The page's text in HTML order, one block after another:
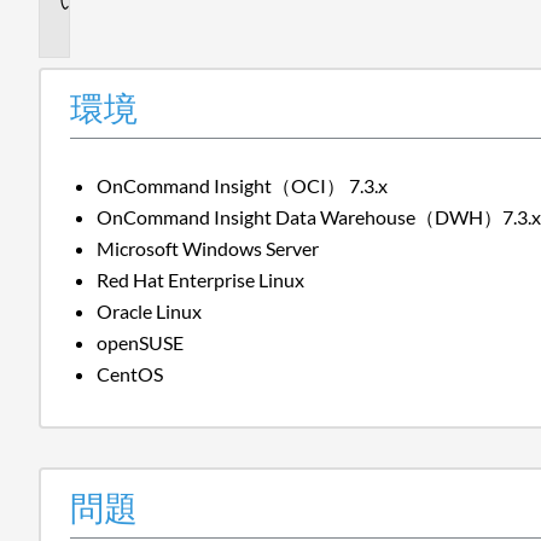
環境
OnCommand Insight（OCI） 7.3.x
OnCommand Insight Data Warehouse（DWH）7.3.x
Microsoft Windows Server
Red Hat Enterprise Linux
Oracle Linux
openSUSE
CentOS
問題